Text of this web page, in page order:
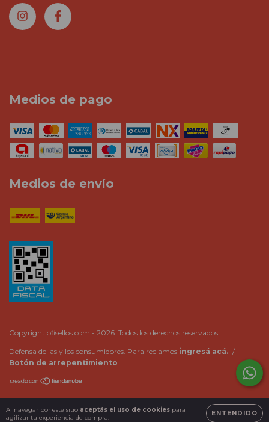
Al navegar por este sitio aceptás el uso de cookies para
agilizar tu experiencia de compra.
ENTENDIDO
Medios de pago
Medios de envío
Copyright ofisellos.com - 2026. Todos los derechos reservados.
Defensa de las y los consumidores. Para reclamos ingresá acá. /
Botón de arrepentimiento